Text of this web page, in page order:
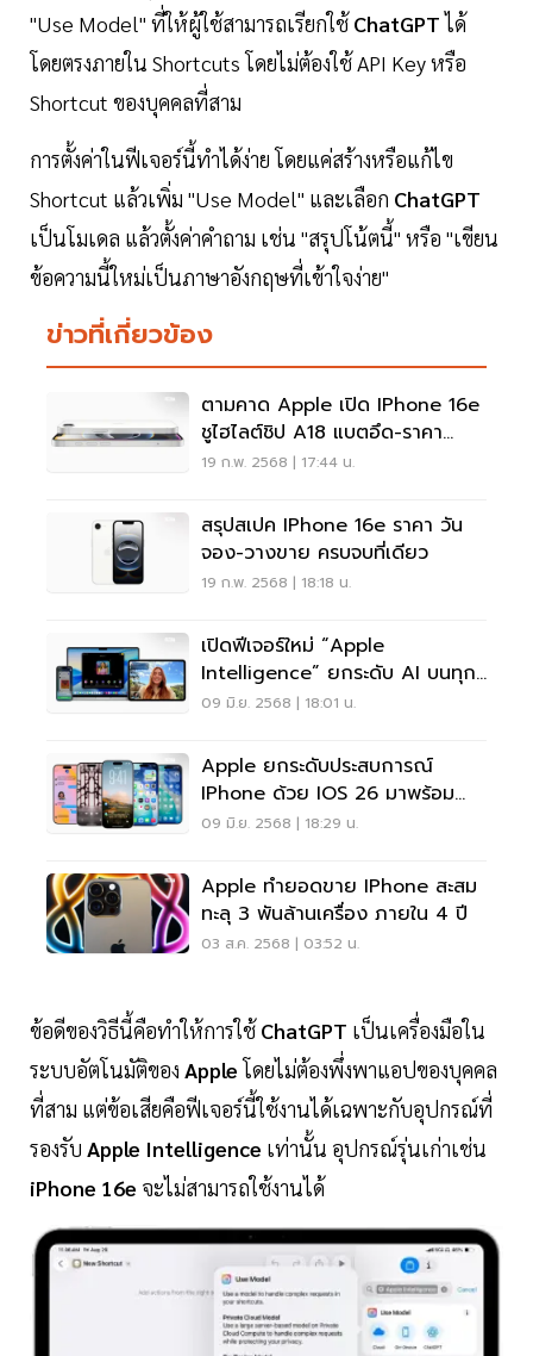
"Use Model" ที่ให้ผู้ใช้สามารถเรียกใช้ChatGPTได้
โดยตรงภายใน Shortcuts โดยไม่ต้องใช้ API Key หรือ
Shortcut ของบุคคลที่สาม
การตั้งค่าในฟีเจอร์นี้ทำได้ง่าย โดยแค่สร้างหรือแก้ไข
Shortcut แล้วเพิ่ม "Use Model" และเลือก ChatGPT
เป็นโมเดล แล้วตั้งค่าคำถาม เช่น "สรุปโน้ตนี้" หรือ "เขียน
ข้อความนี้ใหม่เป็นภาษาอังกฤษที่เข้าใจง่าย"
ข่าวที่เกี่ยวข้อง
ตามคาด Apple เปิด IPhone 16e
ชูไฮไลต์ชิป A18 แบตอึด-ราคา
ประหยัด
19 ก.พ. 2568 | 17:44 น.
สรุปสเปค IPhone 16e ราคา วัน
จอง-วางขาย ครบจบที่เดียว
19 ก.พ. 2568 | 18:18 น.
เปิดฟีเจอร์ใหม่ “Apple
Intelligence” ยกระดับ AI บนทุก
ดีไวซ์
09 มิ.ย. 2568 | 18:01 น.
Apple ยกระดับประสบการณ์
IPhone ด้วย IOS 26 มาพร้อม
ดีไซน์-ฟีเจอร์ใหม่
09 มิ.ย. 2568 | 18:29 น.
Apple ทำยอดขาย IPhone สะสม
ทะลุ 3 พันล้านเครื่อง ภายใน 4 ปี
03 ส.ค. 2568 | 03:52 น.
ข้อดีของวิธีนี้คือทำให้การใช้ChatGPT เป็นเครื่องมือใน
ระบบอัตโนมัติของ Appleโดยไม่ต้องพึ่งพาแอปของบุคคล
ที่สาม แต่ข้อเสียคือฟีเจอร์นี้ใช้งานได้เฉพาะกับอุปกรณ์ที่
รองรับ Apple Intelligence เท่านั้น อุปกรณ์รุ่นเก่าเช่น
iPhone 16e จะไม่สามารถใช้งานได้